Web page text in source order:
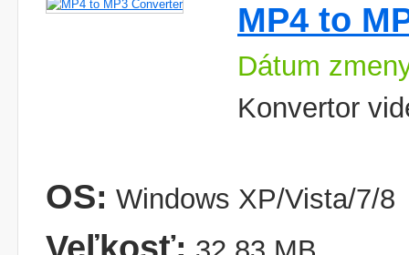
MP4 to
Dátum
Konvertor
OS: Windows XP/Vista/7/8